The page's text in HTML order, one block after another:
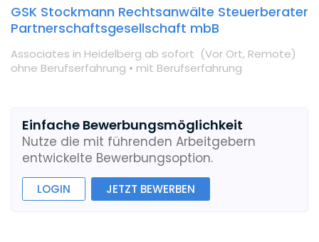
GSK Stockmann Rechtsanwälte Steuerberater
Partnerschaftsgesellschaft mbB
Associates in Heidelberg ab sofort (Vor Ort, Remote)
ohne Berufserfahrung • mit Berufserfahrung
Einfache Bewerbungsmöglichkeit
Nutze die mit führenden Arbeitgebern
entwickelte Bewerbungsoption.
LOGIN JETZT BEWERBEN